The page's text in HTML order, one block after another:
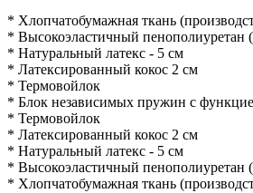
* Хлопчатобумажная ткань
* Высокоэластичный
* Натуральный латекс - 5 см
* Латексированный кокос 2 см
* Термовойлок
* Блок независимых пружин с
* Термовойлок
* Латексированный кокос 2 см
* Натуральный латекс - 5 см
* Высокоэластичный
* Хлопчатобумажная ткань